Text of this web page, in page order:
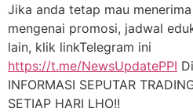
Jika anda tetap mau
mengenai promosi, jadwal
lain, klik linkTelegram ini
https://t.me/NewsUpdatePPI
INFORMASI SEPUTAR
SETIAP HARI LHO!!